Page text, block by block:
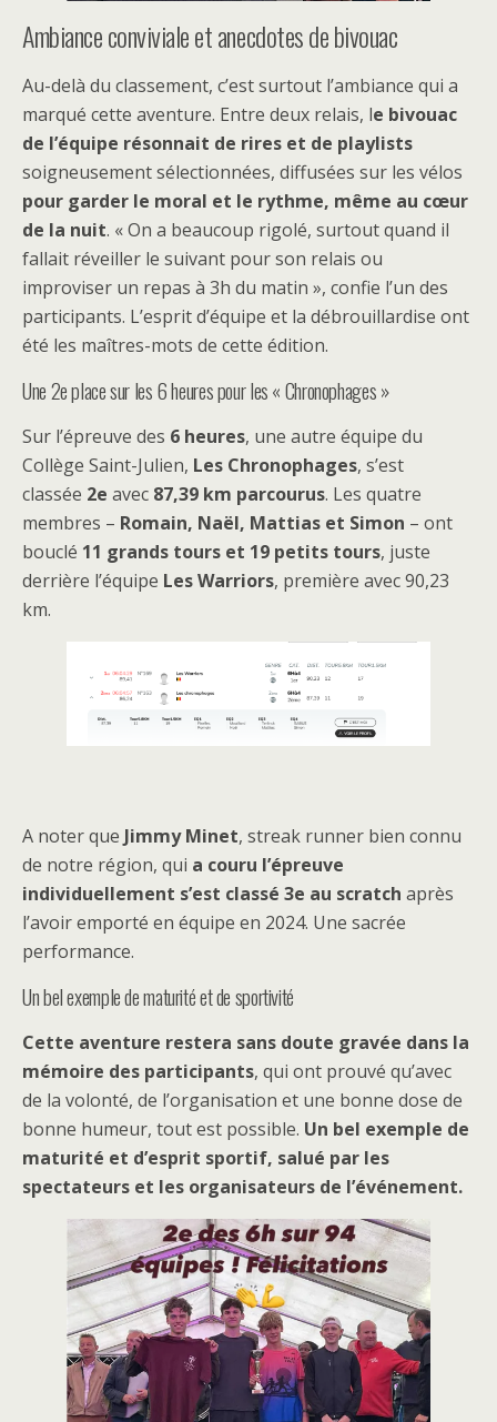
Ambiance conviviale et anecdotes de bivouac
Au-delà du classement, c’est surtout l’ambiance qui a
marqué cette aventure. Entre deux relais, le bivouac
de l’équipe résonnait de rires et de playlists
soigneusement sélectionnées, diffusées sur les vélos
pour garder le moral et le rythme, même au cœur
de la nuit. « On a beaucoup rigolé, surtout quand il
fallait réveiller le suivant pour son relais ou
improviser un repas à 3h du matin », confie l’un des
participants. L’esprit d’équipe et la débrouillardise ont
été les maîtres-mots de cette édition.
Une 2e place sur les 6 heures pour les « Chronophages »
Sur l’épreuve des 6 heures, une autre équipe du
Collège Saint-Julien, Les Chronophages, s’est
classée 2e avec 87,39 km parcourus. Les quatre
membres – Romain, Naël, Mattias et Simon – ont
bouclé 11 grands tours et 19 petits tours, juste
derrière l’équipe Les Warriors, première avec 90,23
km.
A noter que Jimmy Minet, streak runner bien connu
de notre région, qui a couru l’épreuve
individuellement s’est classé 3e au scratch après
l’avoir emporté en équipe en 2024. Une sacrée
performance.
Un bel exemple de maturité et de sportivité
Cette aventure restera sans doute gravée dans la
mémoire des participants, qui ont prouvé qu’avec
de la volonté, de l’organisation et une bonne dose de
bonne humeur, tout est possible. Un bel exemple de
maturité et d’esprit sportif, salué par les
spectateurs et les organisateurs de l’événement.